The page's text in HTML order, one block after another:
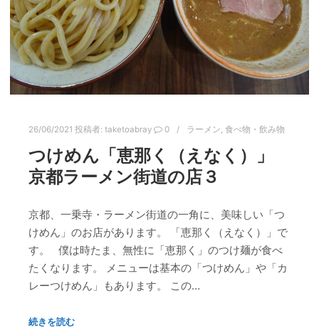
26/06/2021 投稿者: taketoabray 0 ラーメン, 食べ物・飲み物
つけめん「恵那く（えなく）」
京都ラーメン街道の店３
京都、一乗寺・ラーメン街道の一角に、美味しい「つ
けめん」のお店があります。 「恵那く（えなく）」で
す。 僕は時たま、無性に「恵那く」のつけ麺が食べ
たくなります。 メニューは基本の「つけめん」や「カ
レーつけめん」もあります。 この…
続きを読む